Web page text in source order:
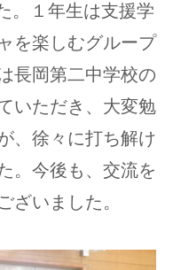
。１年生は支援学
を楽しむグループ
長岡第二中学校の
いただき、大変勉
、徐々に打ち解け
。今後も、交流を
ざいました。